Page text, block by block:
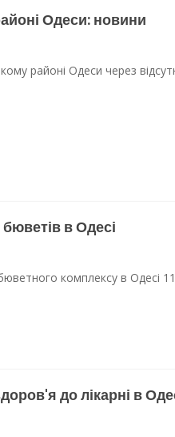
Одеси: новини
районі Одеси через
в Одесі
комплексу в Одесі
до лікарні в